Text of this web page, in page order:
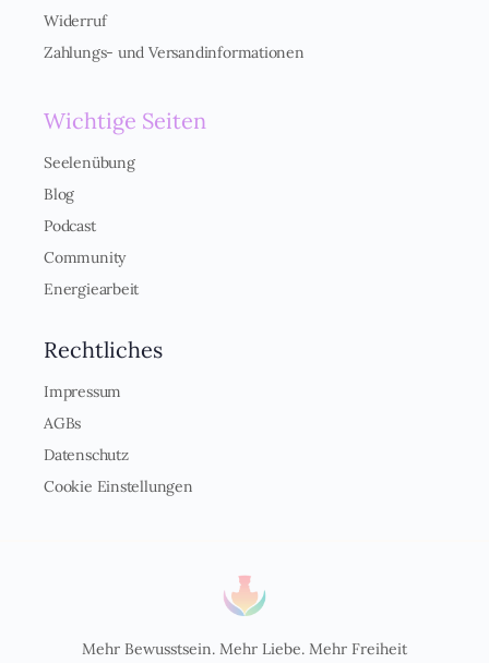
d
n
*
Widerruf
Zahlungs- und Versandinformationen
Wichtige Seiten
Seelenübung
Blog
Podcast
Community
Energiearbeit
Rechtliches
Impressum
AGBs
Datenschutz
Cookie Einstellungen
Mehr Bewusstsein. Mehr Liebe. Mehr Freiheit